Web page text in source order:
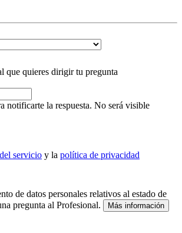
que quieres dirigir tu pregunta
notificarte la respuesta. No será visible
servicio y la política de privacidad
de datos personales relativos al estado de
pregunta al Profesional.
Más información